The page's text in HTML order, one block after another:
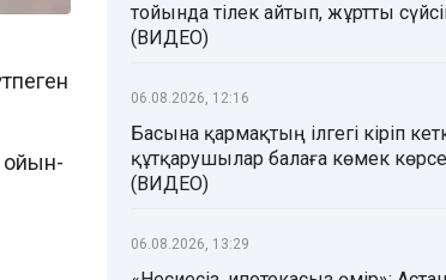
ойын-
тойында тілек айтып, жұртты
(ВИДЕО)
06.08.2026, 12:16
Басына қармақтың ілгегі кіріп
құтқарушылар балаға көмек
(ВИДЕО)
06.08.2026, 13:29